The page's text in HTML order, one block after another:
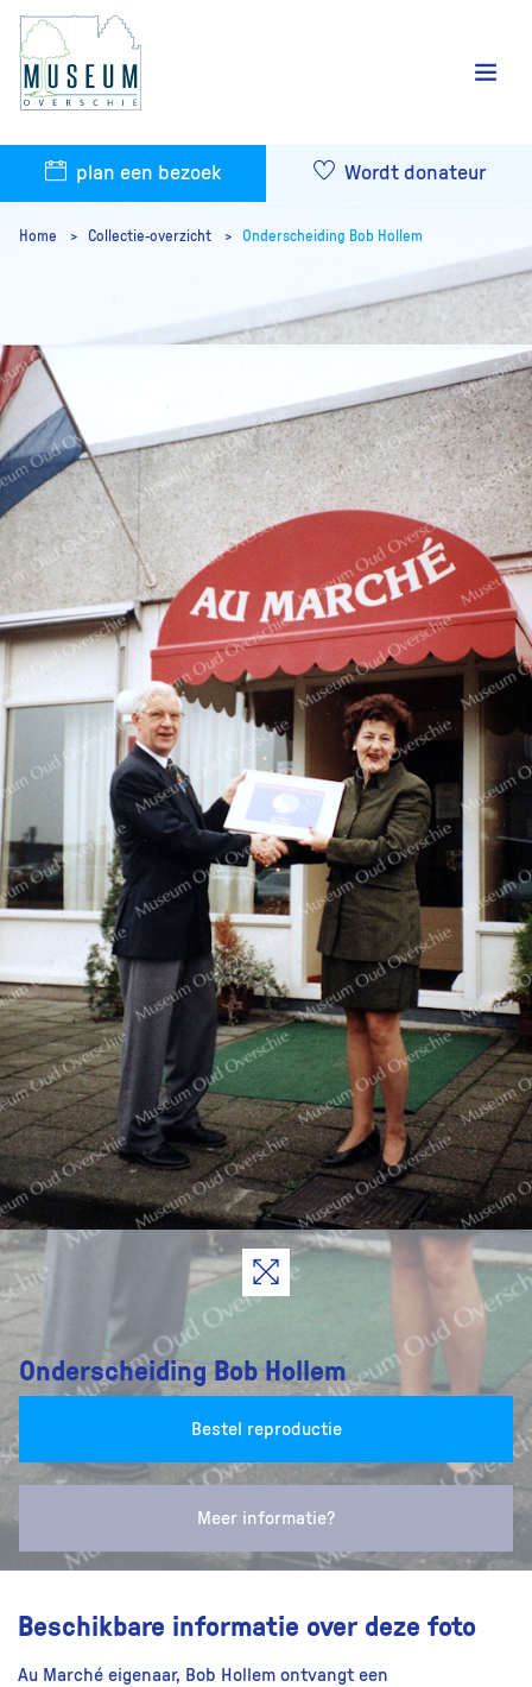
plan een bezoek Wordt donateur
Home Collectie-overzicht Onderscheiding Bob Hollem
Onderscheiding Bob Hollem
Bestel reproductie
Meer informatie?
Beschikbare informatie over deze foto
Au Marché eigenaar, Bob Hollem ontvangt een